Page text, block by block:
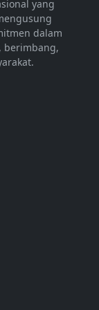
yang
dalam
berimbang,